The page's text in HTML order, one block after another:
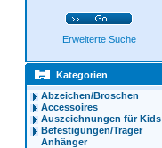
Erweiterte Suche
Kategorien
Abzeichen/Broschen
Accessoires
Auszeichnungen für Kids
Befestigungen/Träger
Anhänger